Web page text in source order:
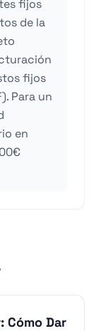
fijos
de la
fijos
Para un
en
Cómo Dar